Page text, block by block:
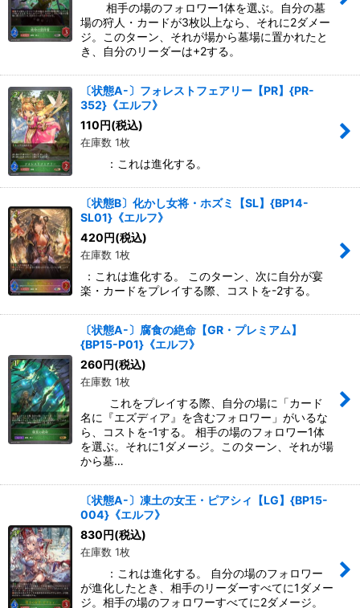
相手の場のフォロワー1体を選ぶ。自分の墓
場の狩人・カードが3枚以上なら、それに2ダメー
ジ。このターン、それが場から墓場に置かれたと
き、自分のリーダーは+2する。
〔状態A-〕フォレストフェアリー【PR】{PR-
352}《エルフ》
110円(税込)
在庫数 1枚
：これは進化する。
〔状態B〕化かし女将・ホズミ【SL】{BP14-
SL01}《エルフ》
420円(税込)
在庫数 1枚
：これは進化する。 このターン、次に自分が宴
楽・カードをプレイする際、コストを-2する。
〔状態A-〕腐食の絶命【GR・プレミアム】
{BP15-P01}《エルフ》
260円(税込)
在庫数 1枚
これをプレイする際、自分の場に「カード
名に『エズディア』を含むフォロワー」がいるな
ら、コストを-1する。 相手の場のフォロワー1体
を選ぶ。それに1ダメージ。このターン、それが場
から墓…
〔状態A-〕凍土の女王・ピアシィ【LG】{BP15-
004}《エルフ》
830円(税込)
在庫数 1枚
：これは進化する。 自分の場のフォロワー
が進化したとき、相手のリーダーすべてに1ダメー
ジ。相手の場のフォロワーすべてに2ダメージ。